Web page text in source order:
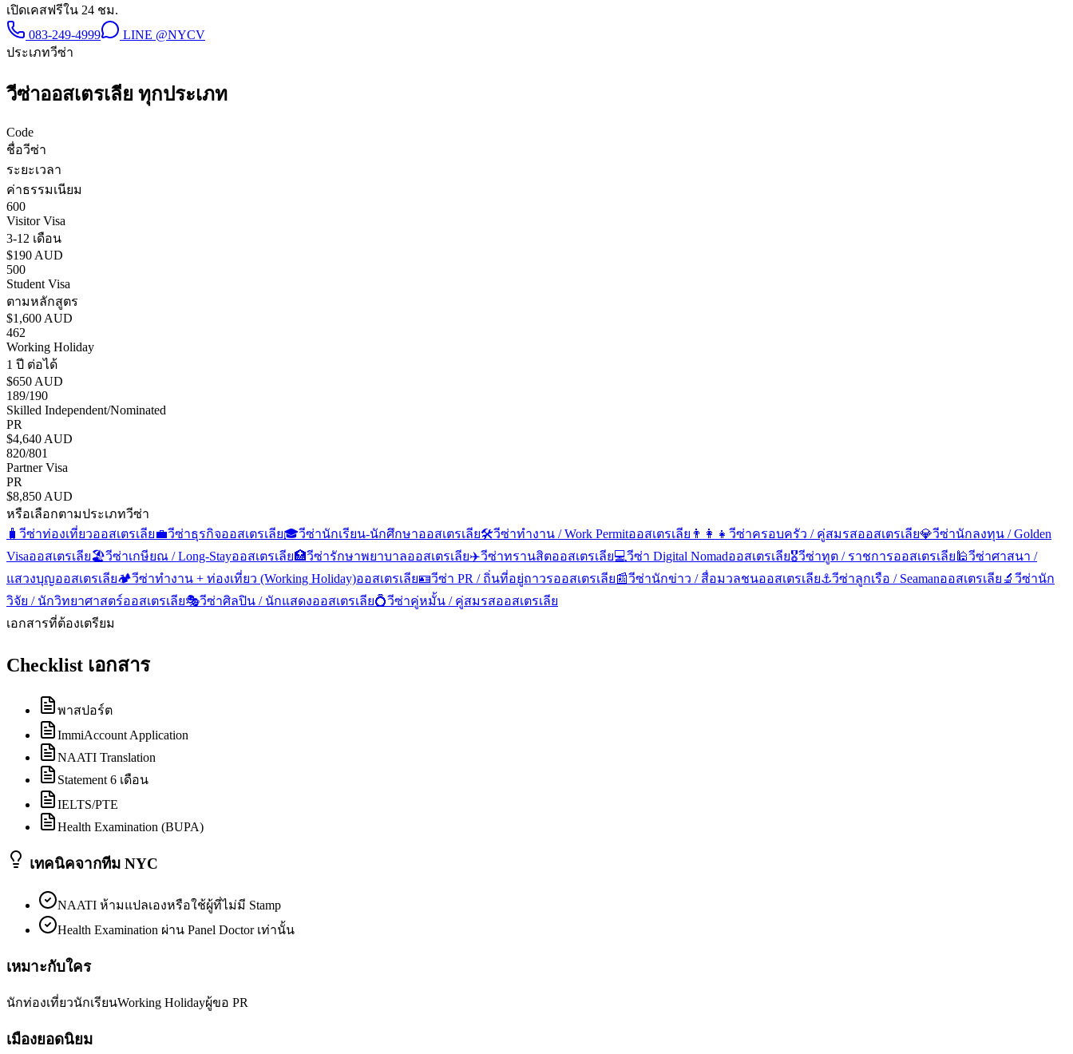
เปิดเคสฟรีใน 24 ชม.
083-249-4999
LINE @NYCV
ประเภทวีซ่า
วีซ่าออสเตรเลีย ทุกประเภท
Code
ชื่อวีซ่า
ระยะเวลา
ค่าธรรมเนียม
600
Visitor Visa
3-12 เดือน
$190 AUD
500
Student Visa
ตามหลักสูตร
$1,600 AUD
462
Working Holiday
1 ปี ต่อได้
$650 AUD
189/190
Skilled Independent/Nominated
PR
$4,640 AUD
820/801
Partner Visa
PR
$8,850 AUD
หรือเลือกตามประเภทวีซ่า
🧳 วีซ่าท่องเที่ยวออสเตรเลีย💼วีซ่าธุรกิจออสเตรเลีย🎓วีซ่านักเรียน-นักศึกษาออสเตรเลีย🛠️วีซ่าทำงาน / Work Permitออสเตรเลีย 👨‍👩‍👧 วีซ่าครอบครัว / คู่สมรสออสเตรเลีย💎วีซ่านักลงทุน / Golden
Visaออสเตรเลีย🏖️วีซ่าเกษียณ / Long-Stayออสเตรเลีย🏥วีซ่ารักษาพยาบาลออสเตรเลีย✈️วีซ่าทรานสิตออสเตรเลีย💻วีซ่า Digital Nomadออสเตรเลีย🎖️วีซ่าทูต / ราชการออสเตรเลีย 🕌วีซ่าศาสนา /
แสวงบุญออสเตรเลีย🏕️วีซ่าทำงาน + ท่องเที่ยว (Working Holiday)ออสเตรเลีย🪪วีซ่า PR / ถิ่นที่อยู่ถาวรออสเตรเลีย📰วีซ่านักข่าว / สื่อมวลชนออสเตรเลีย⚓วีซ่าลูกเรือ / Seamanออสเตรเลีย 🔬 วีซ่านัก
วิจัย / นักวิทยาศาสตร์ออสเตรเลีย🎭วีซ่าศิลปิน / นักแสดงออสเตรเลีย💍วีซ่าคู่หมั้น / คู่สมรสออสเตรเลีย
เอกสารที่ต้องเตรียม
Checklist เอกสาร
พาสปอร์ต
ImmiAccount Application
NAATI Translation
Statement 6 เดือน
IELTS/PTE
Health Examination (BUPA)
เทคนิคจากทีม NYC
NAATI ห้ามแปลเองหรือใช้ผู้ที่ไม่มี Stamp
Health Examination ผ่าน Panel Doctor เท่านั้น
เหมาะกับใคร
นักท่องเที่ยวนักเรียนWorking Holidayผู้ขอ PR
เมืองยอดนิยม